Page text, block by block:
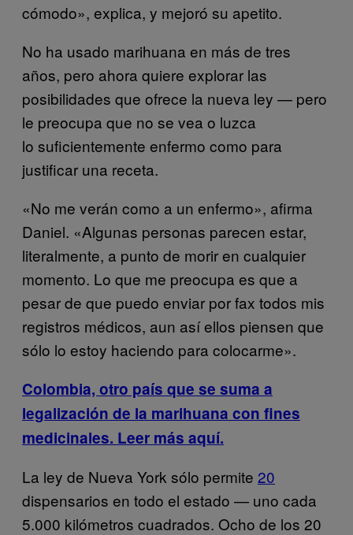
cómodo», explica, y mejoró su apetito.
No ha usado marihuana en más de tres
años, pero ahora quiere explorar las
posibilidades que ofrece la nueva ley — pero
le preocupa que no se vea o luzca
lo suficientemente enfermo como para
justificar una receta.
«No me verán como a un enfermo», afirma
Daniel. «Algunas personas parecen estar,
literalmente, a punto de morir en cualquier
momento. Lo que me preocupa es que a
pesar de que puedo enviar por fax todos mis
registros médicos, aun así ellos piensen que
sólo lo estoy haciendo para colocarme».
Colombia, otro país que se suma a
legalización de la marihuana con fines
medicinales. Leer más aquí.
La ley de Nueva York sólo permite 20
dispensarios en todo el estado — uno cada
5.000 kilómetros cuadrados. Ocho de los 20